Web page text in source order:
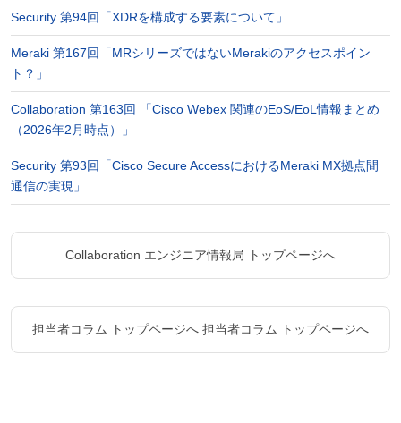
Security 第94回「XDRを構成する要素について」
Meraki 第167回「MRシリーズではないMerakiのアクセスポイン
ト？」
Collaboration 第163回 「Cisco Webex 関連のEoS/EoL情報まとめ
（2026年2月時点）」
Security 第93回「Cisco Secure AccessにおけるMeraki MX拠点間
通信の実現」
Collaboration エンジニア情報局 トップページへ
担当者コラム トップページへ 担当者コラム トップページへ